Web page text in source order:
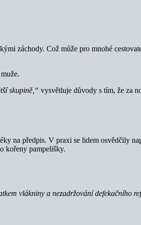
záchody. Což může pro mnohé
skupině,“ vysvětluje důvody s tím, že za
na předpis. V praxi se lidem osvědčily
kořeny pampelišky.
vlákniny a nezadržování defekačního